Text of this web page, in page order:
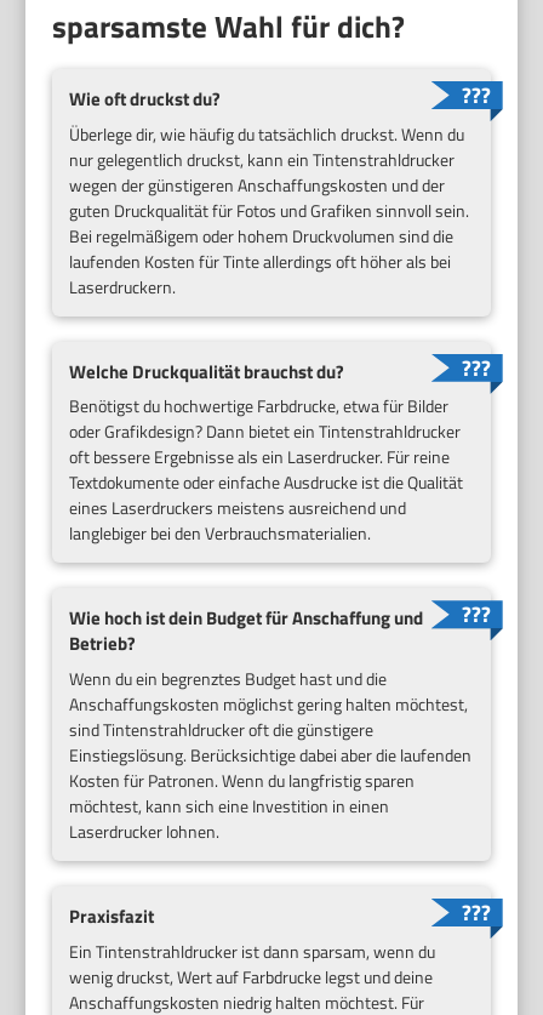
sparsamste Wahl für dich?
Wie oft druckst du?
Überlege dir, wie häufig du tatsächlich druckst. Wenn du
nur gelegentlich druckst, kann ein Tintenstrahldrucker
wegen der günstigeren Anschaffungskosten und der
guten Druckqualität für Fotos und Grafiken sinnvoll sein.
Bei regelmäßigem oder hohem Druckvolumen sind die
laufenden Kosten für Tinte allerdings oft höher als bei
Laserdruckern.
Welche Druckqualität brauchst du?
Benötigst du hochwertige Farbdrucke, etwa für Bilder
oder Grafikdesign? Dann bietet ein Tintenstrahldrucker
oft bessere Ergebnisse als ein Laserdrucker. Für reine
Textdokumente oder einfache Ausdrucke ist die Qualität
eines Laserdruckers meistens ausreichend und
langlebiger bei den Verbrauchsmaterialien.
Wie hoch ist dein Budget für Anschaffung und
Betrieb?
Wenn du ein begrenztes Budget hast und die
Anschaffungskosten möglichst gering halten möchtest,
sind Tintenstrahldrucker oft die günstigere
Einstiegslösung. Berücksichtige dabei aber die laufenden
Kosten für Patronen. Wenn du langfristig sparen
möchtest, kann sich eine Investition in einen
Laserdrucker lohnen.
Praxisfazit
Ein Tintenstrahldrucker ist dann sparsam, wenn du
wenig druckst, Wert auf Farbdrucke legst und deine
Anschaffungskosten niedrig halten möchtest. Für